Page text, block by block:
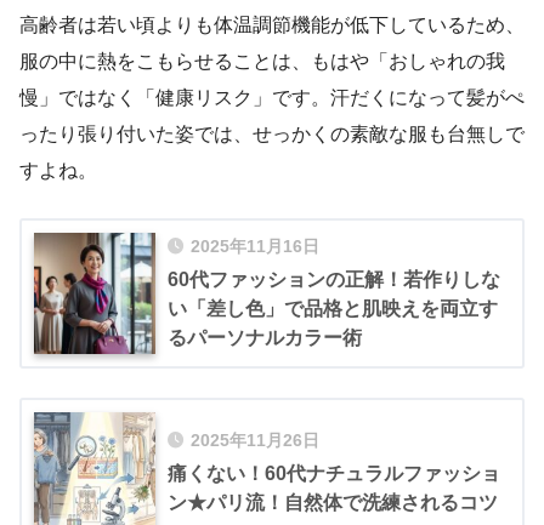
高齢者は若い頃よりも体温調節機能が低下しているため、
服の中に熱をこもらせることは、もはや「おしゃれの我
慢」ではなく「健康リスク」です。汗だくになって髪がぺ
ったり張り付いた姿では、せっかくの素敵な服も台無しで
すよね。
2025年11月16日
60代ファッションの正解！若作りしな
い「差し色」で品格と肌映えを両立す
るパーソナルカラー術
2025年11月26日
痛くない！60代ナチュラルファッショ
ン★パリ流！自然体で洗練されるコツ